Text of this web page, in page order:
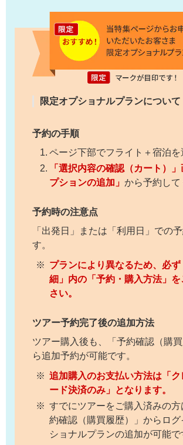
限定オプショナルプランについて
予約の手順
ページ下部でフライト＋宿泊を
「選択内容の確認（カート）
プションの追加」 から予約して
予約時の注意点
「出発日」または「利用日」での
す。
プランにより異なるため、必
細」内の「予約・購入方法」
さい。
ツアー予約完了後の追加方法
ツアー購入後も、「予約確認（購
ら追加予約が可能です。
追加購入のお支払い方法は「ク
ード決済のみ」となります。
すでにツアーをご購入済みの方
約確認（購買履歴）」からロ
ショナルプランの追加が可能で